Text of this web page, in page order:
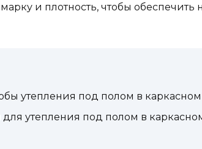
и плотность, чтобы
утепления под полом в
утепления под полом в